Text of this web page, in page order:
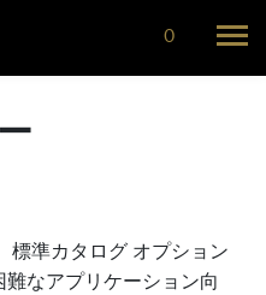
0
標準カタログ オプション
なアプリケーション向